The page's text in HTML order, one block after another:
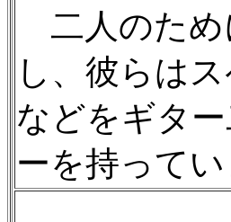
二人のため
し、彼らは
などをギタ
ーを持ってい